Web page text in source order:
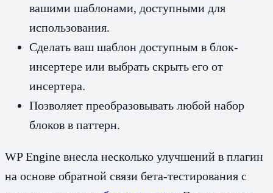
вашими шаблонами, доступными для
использования.
Сделать ваш шаблон доступным в блок-
инсертере или выбрать скрыть его от
инсертера.
Позволяет преобразовывать любой набор
блоков в паттерн.
WP Engine внесла несколько улучшений в плагин
на основе обратной связи бета-тестирования с